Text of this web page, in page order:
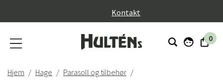
Kontakt
0
Hjem Hage
Parasoll og tilbehør